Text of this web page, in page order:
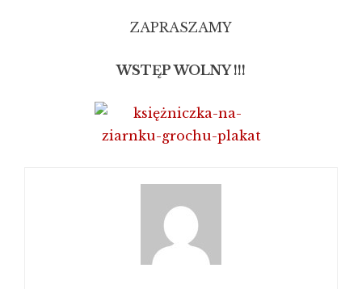
ZAPRASZAMY
WSTĘP WOLNY !!!